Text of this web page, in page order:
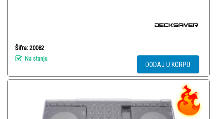
Šifra: 20082
Na stanju
DODAJ U KORPU